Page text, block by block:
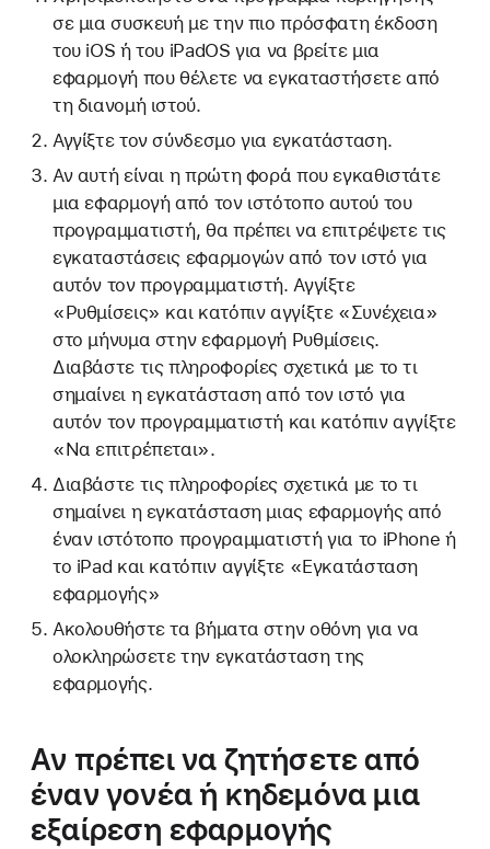
σε μια συσκευή με την πιο πρόσφατη έκδοση
του iOS ή του iPadOS για να βρείτε μια
εφαρμογή που θέλετε να εγκαταστήσετε από
τη διανομή ιστού.
Αγγίξτε τον σύνδεσμο για εγκατάσταση.
Αν αυτή είναι η πρώτη φορά που εγκαθιστάτε
μια εφαρμογή από τον ιστότοπο αυτού του
προγραμματιστή, θα πρέπει να επιτρέψετε τις
εγκαταστάσεις εφαρμογών από τον ιστό για
αυτόν τον προγραμματιστή. Αγγίξτε
«Ρυθμίσεις» και κατόπιν αγγίξτε «Συνέχεια»
στο μήνυμα στην εφαρμογή Ρυθμίσεις.
Διαβάστε τις πληροφορίες σχετικά με το τι
σημαίνει η εγκατάσταση από τον ιστό για
αυτόν τον προγραμματιστή και κατόπιν αγγίξτε
«Να επιτρέπεται».
Διαβάστε τις πληροφορίες σχετικά με το τι
σημαίνει η εγκατάσταση μιας εφαρμογής από
έναν ιστότοπο προγραμματιστή για το iPhone ή
το iPad και κατόπιν αγγίξτε «Εγκατάσταση
εφαρμογής»
Ακολουθήστε τα βήματα στην οθόνη για να
ολοκληρώσετε την εγκατάσταση της
εφαρμογής.
Αν πρέπει να ζητήσετε από
έναν γονέα ή κηδεμόνα μια
εξαίρεση εφαρμογής